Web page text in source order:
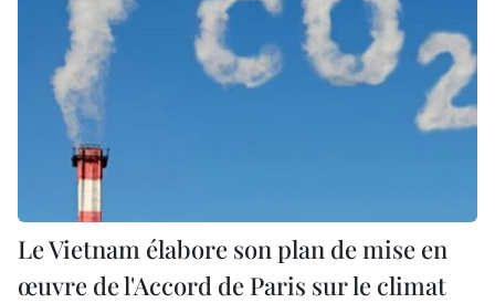
Le Vietnam élabore son plan de mise en
œuvre de l'Accord de Paris sur le climat